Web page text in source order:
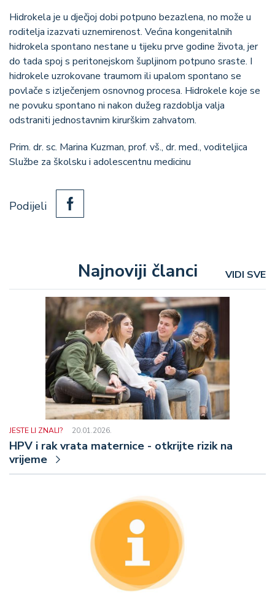
Hidrokela je u dječjoj dobi potpuno bezazlena, no može u
roditelja izazvati uznemirenost. Većina kongenitalnih
hidrokela spontano nestane u tijeku prve godine života, jer
do tada spoj s peritonejskom šupljinom potpuno sraste. I
hidrokele uzrokovane traumom ili upalom spontano se
povlače s izlječenjem osnovnog procesa. Hidrokele koje se
ne povuku spontano ni nakon dužeg razdoblja valja
odstraniti jednostavnim kirurškim zahvatom.
Prim. dr. sc. Marina Kuzman, prof. vš., dr. med., voditeljica
Službe za školsku i adolescentnu medicinu
Podijeli
Najnoviji članci VIDI SVE
JESTE LI ZNALI? 20.01.2026.
HPV i rak vrata maternice - otkrijte rizik na
vrijeme